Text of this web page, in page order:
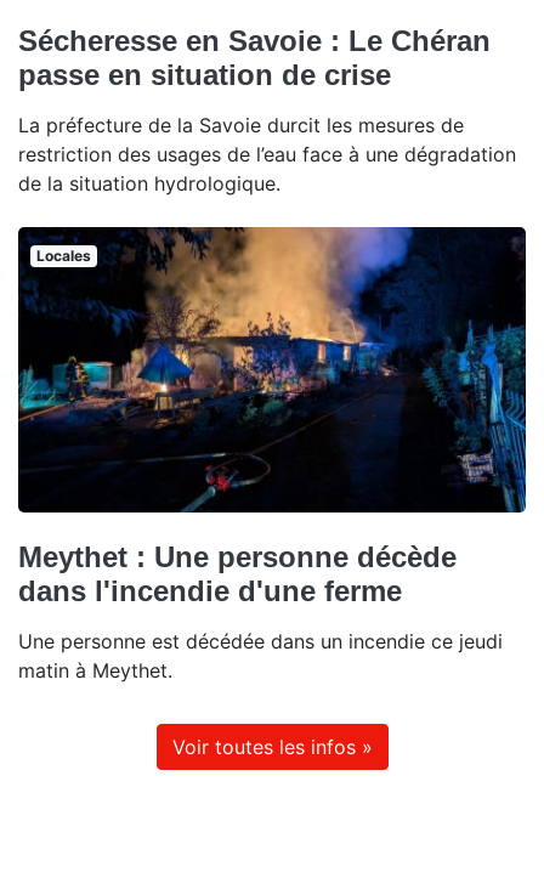
Sécheresse en Savoie : Le Chéran
passe en situation de crise
La préfecture de la Savoie durcit les mesures de
restriction des usages de l’eau face à une dégradation
de la situation hydrologique.
Locales
Meythet : Une personne décède
dans l'incendie d'une ferme
Une personne est décédée dans un incendie ce jeudi
matin à Meythet.
Voir toutes les infos »